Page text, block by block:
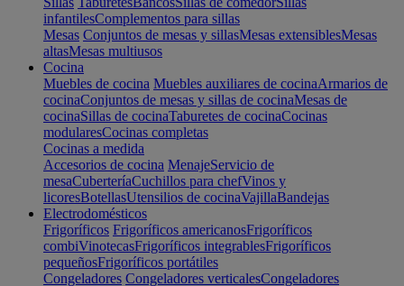
infantilesComplementos para sillas
Mesas Conjuntos de mesas y sillasMesas extensiblesMesas
altasMesas multiusos
Cocina
Muebles de cocina Muebles auxiliares de cocinaArmarios de
cocinaConjuntos de mesas y sillas de cocinaMesas de
cocinaSillas de cocinaTaburetes de cocinaCocinas
modularesCocinas completas
Cocinas a medida
Accesorios de cocina MenajeServicio de
mesaCuberteríaCuchillos para chefVinos y
licoresBotellasUtensilios de cocinaVajillaBandejas
Electrodomésticos
Frigoríficos Frigoríficos americanosFrigoríficos
combiVinotecasFrigoríficos integrablesFrigoríficos
pequeñosFrigoríficos portátiles
Congeladores Congeladores verticalesCongeladores